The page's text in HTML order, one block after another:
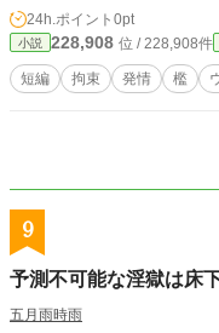
24h.ポイント 0pt
小説 228,908 位 / 228,908件
短編 拘束 発情 檻
9
予測不可能な淫獄は床
五月雨時雨